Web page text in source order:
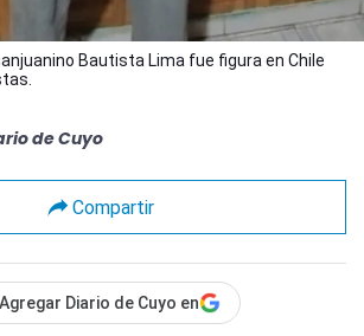
Bautista Lima fue figura en Chile
de Cuyo
Compartir
Agregar Diario de Cuyo en